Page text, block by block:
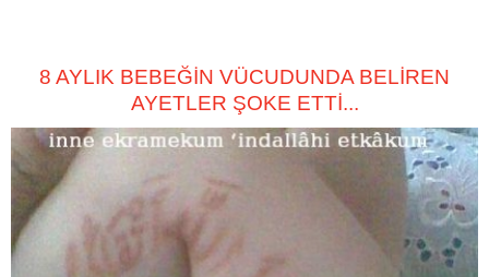
8 AYLIK BEBEĞİN VÜCUDUNDA BELİREN
AYETLER ŞOKE ETTİ...